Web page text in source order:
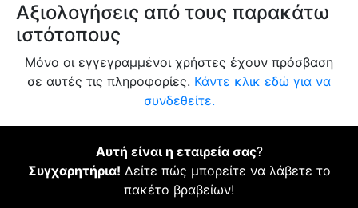
Αξιολογήσεις από τους παρακάτω
ιστότοπους
Μόνο οι εγγεγραμμένοι χρήστες έχουν πρόσβαση
σε αυτές τις πληροφορίες. Κάντε κλικ εδώ για να
συνδεθείτε.
Αυτή είναι η εταιρεία σας?
Συγχαρητήρια! Δείτε πώς μπορείτε να λάβετε το
πακέτο βραβείων!